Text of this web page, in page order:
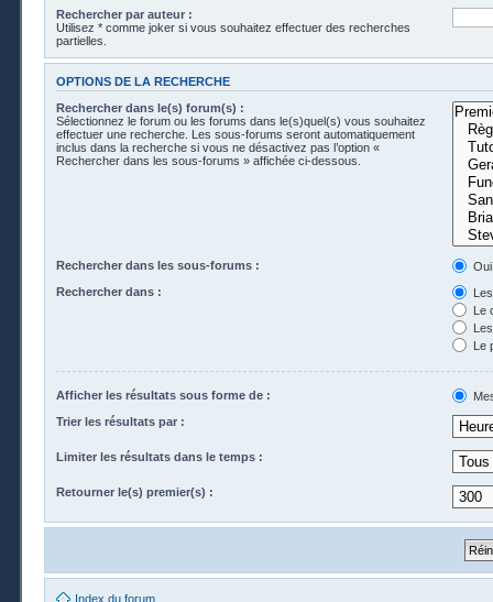
Rechercher par auteur :
Utilisez * comme joker si vous souhaitez effectuer des recherches
partielles.
OPTIONS DE LA RECHERCHE
Rechercher dans le(s) forum(s) :
Sélectionnez le forum ou les forums dans le(s)quel(s) vous souhaitez
effectuer une recherche. Les sous-forums seront automatiquement
inclus dans la recherche si vous ne désactivez pas l’option «
Rechercher dans les sous-forums » affichée ci-dessous.
Rechercher dans les sous-forums :
Oui
Rechercher dans :
Le
Le
Afficher les résultats sous forme de :
Trier les résultats par :
Limiter les résultats dans le temps :
Retourner le(s) premier(s) :
Index du forum